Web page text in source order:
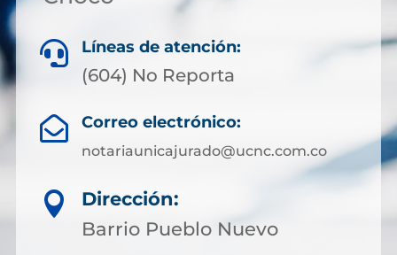
 Líneas de atención:
(604) No Reporta
 Correo electrónico:
notariaunicajurado@ucnc.com.co

Dirección:
Barrio Pueblo Nuevo